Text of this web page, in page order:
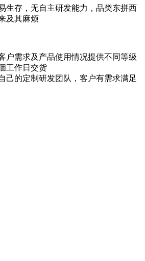
生存，无自主研发能力，品类东拼西
及其麻烦
户需求及产品使用情况提供不同等级
工作日交货
己的定制研发团队，客户有需求满足